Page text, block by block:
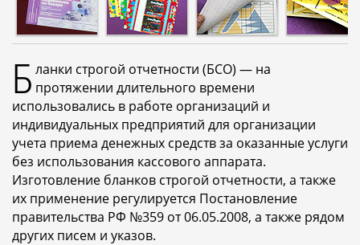
Б ланки строгой отчетности (БСО) — на
протяжении длительного времени
использовались в работе организаций и
индивидуальных предприятий для организации
учета приема денежных средств за оказанные услуги
без использования кассового аппарата.
Изготовление бланков строгой отчетности, а также
их применение регулируется Постановление
правительства РФ №359 от 06.05.2008, а также рядом
других писем и указов.